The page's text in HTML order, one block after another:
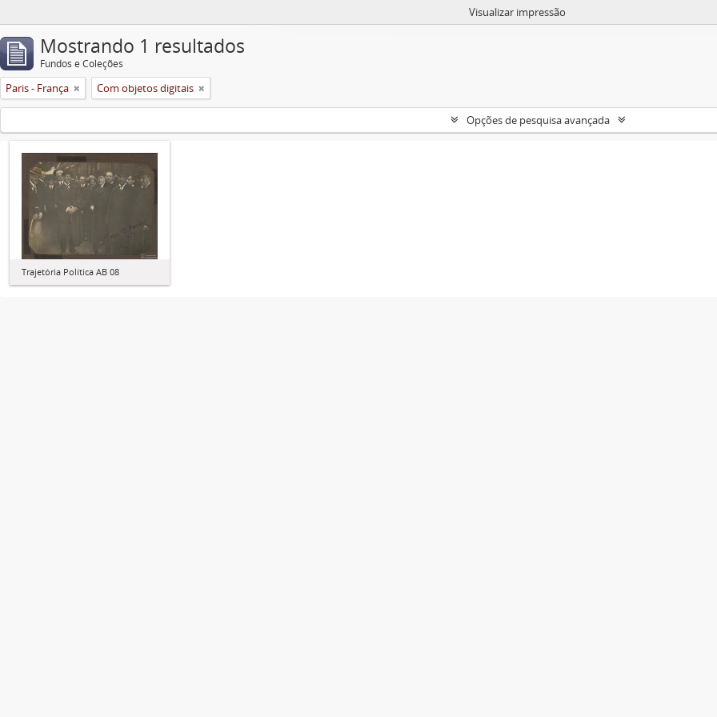
Visualizar impressão
Mostrando 1 resultados
Fundos e Coleções
Paris - França Com objetos digitais
Opções de pesquisa avançada
Trajetória Política AB 08